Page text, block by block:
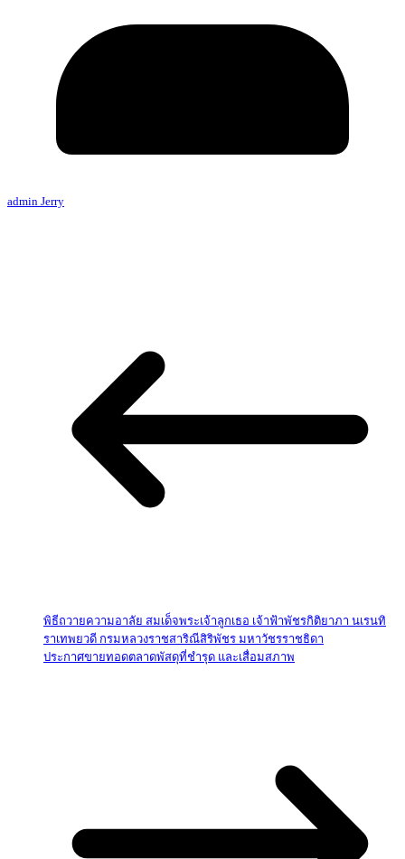
admin Jerry
พิธีถวายความอาลัย สมเด็จพระเจ้าลูกเธอ เจ้าฟ้าพัชรกิติยาภา นเรนทิ
ราเทพยวดี กรมหลวงราชสาริณีสิริพัชร มหาวัชรราชธิดา
ประกาศขายทอดตลาดพัสดุที่ชำรุด และเสื่อมสภาพ